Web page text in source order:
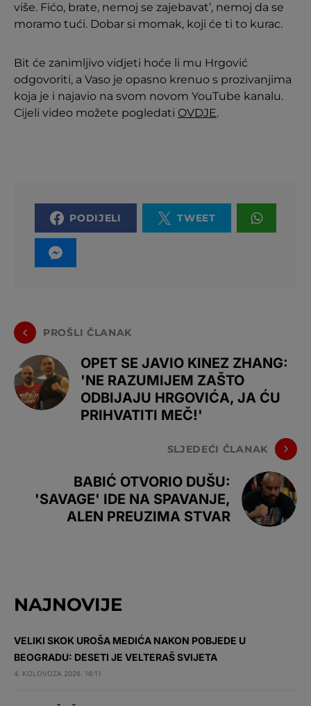
više. Fićo, brate, nemoj se zajebavat’, nemoj da se
moramo tući. Dobar si momak, koji će ti to kurac.
Bit će zanimljivo vidjeti hoće li mu Hrgović
odgovoriti, a Vaso je opasno krenuo s prozivanjima
koja je i najavio na svom novom YouTube kanalu.
Cijeli video možete pogledati OVDJE.
PODIJELI TWEET
PROŠLI ČLANAK
OPET SE JAVIO KINEZ ZHANG:
'NE RAZUMIJEM ZAŠTO
ODBIJAJU HRGOVIĆA, JA ĆU
PRIHVATITI MEČ!'
SLJEDEĆI ČLANAK
BABIĆ OTVORIO DUŠU:
'SAVAGE' IDE NA SPAVANJE,
ALEN PREUZIMA STVAR
NAJNOVIJE
VELIKI SKOK UROŠA MEDIĆA NAKON POBJEDE U
BEOGRADU: DESETI JE VELTERAŠ SVIJETA
4. KOLOVOZA 2026. 16:11